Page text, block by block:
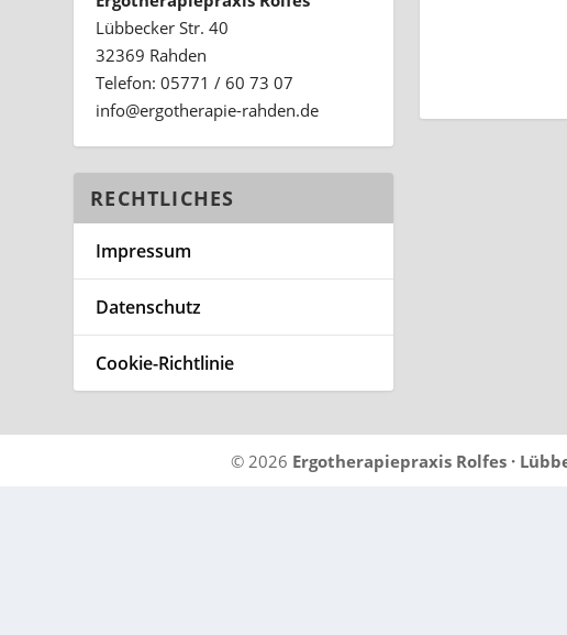
Lübbecker Str. 40
32369 Rahden
Telefon: 05771 / 60 73 07
ed.nedhar-eiparehtogre@ofni
RECHTLICHES
Impressum
Datenschutz
Cookie-Richtlinie
© 2026 Ergotherapiepraxis Rolfes ·